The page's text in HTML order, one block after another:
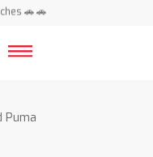
🚗 🚗
Puma